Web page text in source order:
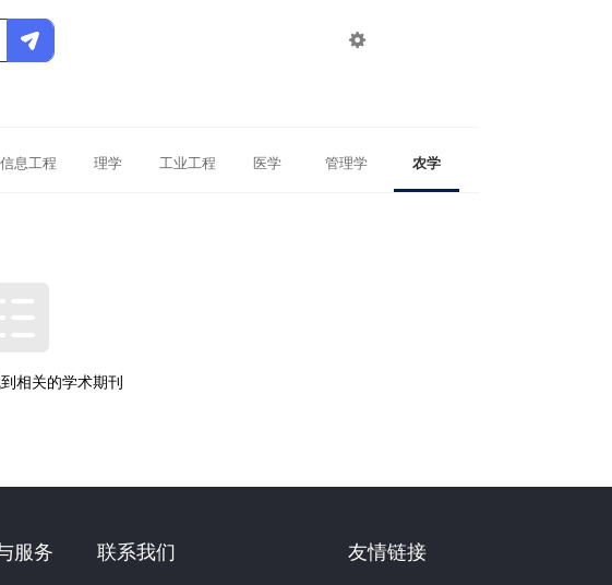

信息工程 理学 工业工程 医学 管理学 农学
相关的学术期刊
友情链接
联系我们
服务